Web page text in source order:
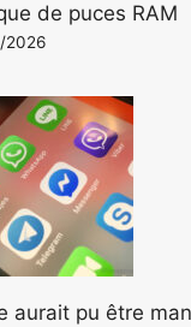
de puces RAM
2026
aurait pu être